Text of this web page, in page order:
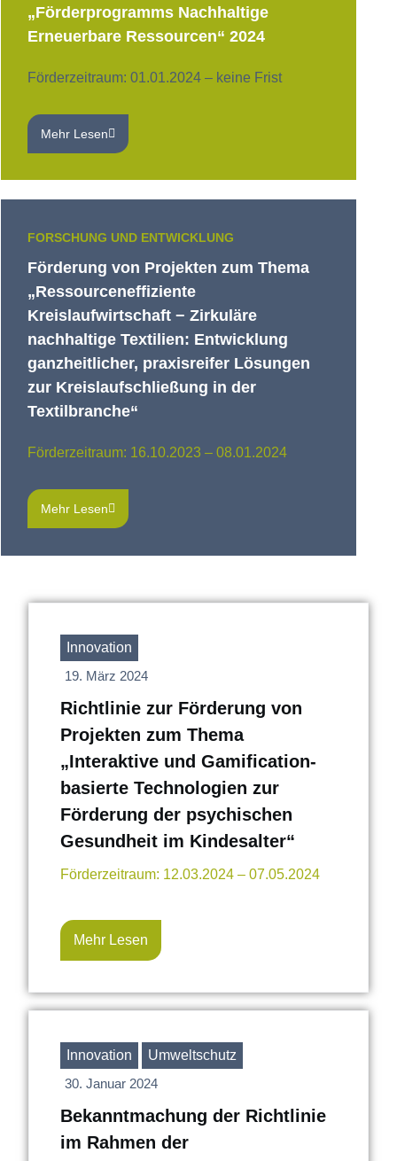
„Förderprogramms Nachhaltige
Erneuerbare Ressourcen“ 2024
Förderzeitraum: 01.01.2024 – keine Frist
Mehr Lesen
FORSCHUNG UND ENTWICKLUNG
Förderung von Projekten zum Thema
„Ressourceneffiziente
Kreislaufwirtschaft − Zirkuläre
nachhaltige Textilien: Entwicklung
ganzheitlicher, praxisreifer Lösungen
zur Kreislaufschließung in der
Textilbranche“
Förderzeitraum: 16.10.2023 – 08.01.2024
Mehr Lesen
Innovation
19. März 2024
Richtlinie zur Förderung von
Projekten zum Thema
„Interaktive und Gamification-
basierte Technologien zur
Förderung der psychischen
Gesundheit im Kindesalter“
Förderzeitraum: 12.03.2024 – 07.05.2024
Mehr Lesen
Innovation
Umweltschutz
30. Januar 2024
Bekanntmachung der Richtlinie
im Rahmen der